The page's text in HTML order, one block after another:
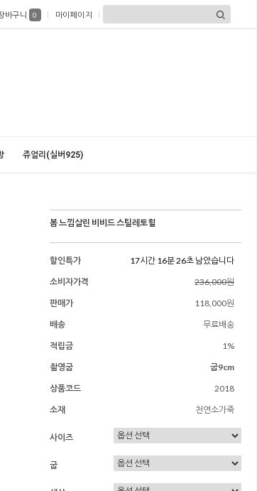
바구니 0 마이페이지
쥬얼리(실버925)
봄 느낌살린 비비드 스틸레토힐
할인특가
17시간 16분 24초 남았습니다
소비자가격
236,000원
판매가
118,000원
배송
무료배송
적립금
1%
촬영굽
굽9cm
상품코드
2018
소재
천연소가죽
사이즈
굽